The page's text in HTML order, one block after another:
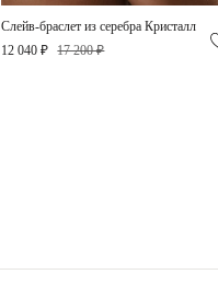
Слейв-браслет из серебра Кристалл
12 040 ₽ 17 200 ₽